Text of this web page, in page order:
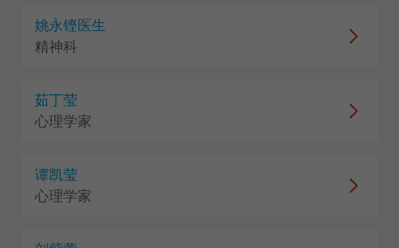
姚永铿医生
精神科
茹丁莹
心理学家
谭凯莹
心理学家